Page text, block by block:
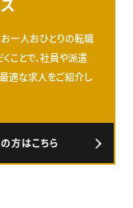
お一人おひとりの転職
ことで、社員や派遣
適な求人をご紹介し
方はこちら